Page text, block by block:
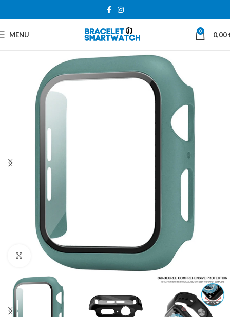
MENU 0 0,00
Cliquer pour agrandir